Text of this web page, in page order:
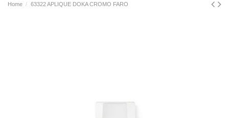
Home 63322 APLIQUE DOKA CROMO FARO